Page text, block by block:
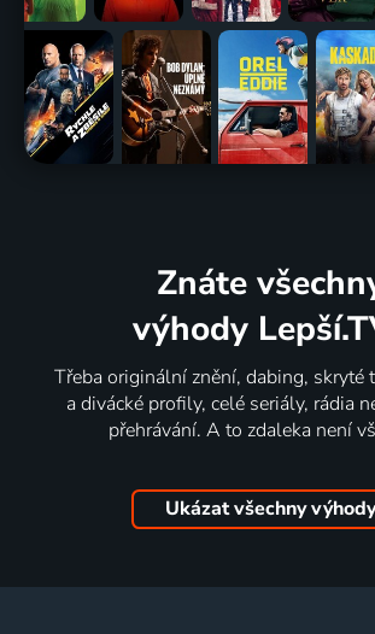
Znáte
výhody
Třeba originální znění, dabing, skryté
a divácké profily, celé seriály, rádia
přehrávání. A to zdaleka není
Ukázat všechny výhody